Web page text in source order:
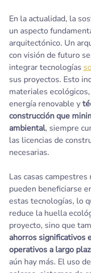
En la actualidad, la
un aspecto
arquitectónico. Un
con visión de futuro
integrar tecnologías
sus proyectos. Esto
materiales
energía renovable y
construcción que
ambiental, siempre
las licencias de
necesarias.
Las casas campestres
pueden beneficiarse
estas tecnologías, lo
reduce la huella
proyecto, sino que
ahorros significativos
operativos a largo
aún hay más. El uso